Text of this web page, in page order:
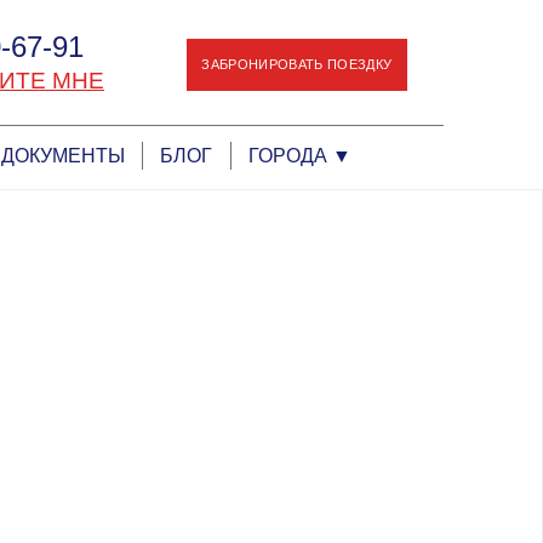
ЗАБРОНИРОВАТЬ ПОЕЗДКУ
67-91
МНЕ
ДОКУМЕНТЫ БЛОГ ГОРОДА ▼